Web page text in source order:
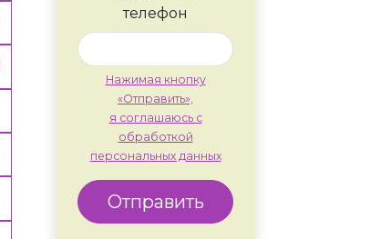
телефон
Нажимая кнопку
«Отправить»,
я соглашаюсь с
обработкой
персональных данных
Отправить